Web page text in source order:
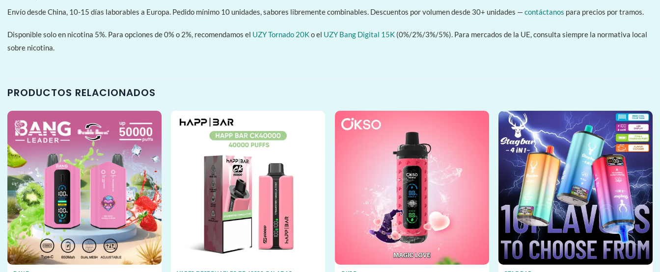
Envío desde China, 10-15 días laborables a Europa. Pedido mínimo 10 unidades, sabores libremente combinables. Descuentos por volumen desde 30+ unidades —contáctanos para precios por tramos.
Disponible solo en nicotina 5%. Para opciones de 0% o 2%, recomendamos el UZY Tornado 20Ko el UZY Bang Digital 15K (0%/2%/3%/5%). Para mercados de la UE, consulta siempre la normativa local
sobre nicotina.
PRODUCTOS RELACIONADOS